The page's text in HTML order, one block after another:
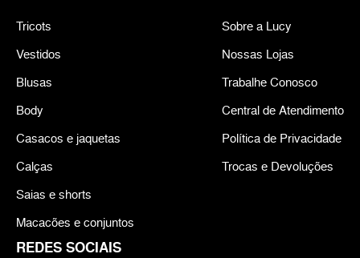
REDES SOCIAIS
Tricots
Vestidos
Blusas
Body
Casacos e jaquetas
Calças
Saias e shorts
Macacões e conjuntos
Sobre a Lucy
Nossas Lojas
Trabalhe Conosco
Central de Atendimento
Política de Privacidade
Trocas e Devoluções